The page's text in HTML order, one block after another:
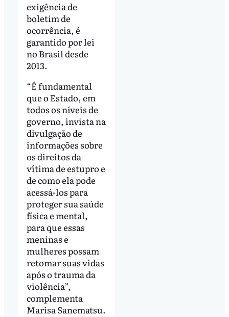
exigência de
boletim de
ocorrência, é
garantido por lei
no Brasil desde
2013.
“É fundamental
que o Estado, em
todos os níveis de
governo, invista na
divulgação de
informações sobre
os direitos da
vítima de estupro e
de como ela pode
acessá-los para
proteger sua saúde
física e mental,
para que essas
meninas e
mulheres possam
retomar suas vidas
após o trauma da
violência”,
complementa
Marisa Sanematsu.